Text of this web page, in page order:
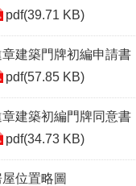
pdf(39.71 KB)
章建築門牌初編申請書
pdf(57.85 KB)
章建築初編門牌同意書
pdf(34.73 KB)
位置略圖